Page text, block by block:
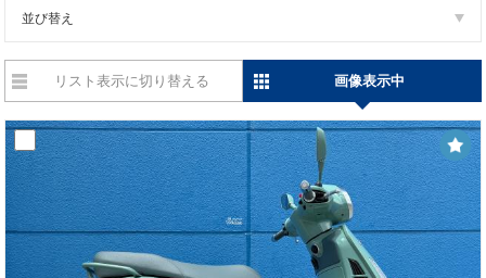
並び替え
リスト表示に切り替える 画像表示中